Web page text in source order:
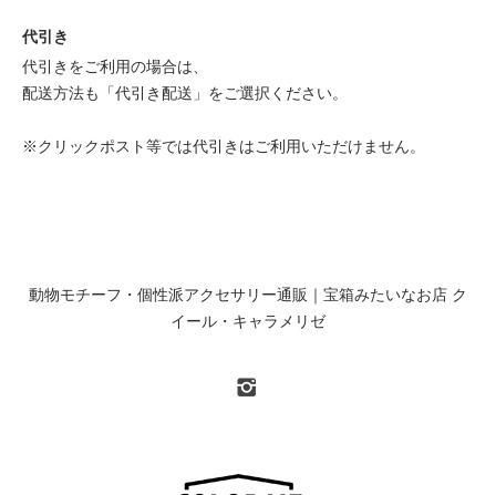
代引き
代引きをご利用の場合は、
配送方法も「代引き配送」をご選択ください。
※クリックポスト等では代引きはご利用いただけません。
動物モチーフ・個性派アクセサリー通販｜宝箱みたいなお店 ク
イール・キャラメリゼ